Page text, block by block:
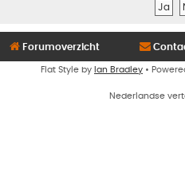
Forumoverzicht
Flat Style by Ian Bradley •
Nederlandse